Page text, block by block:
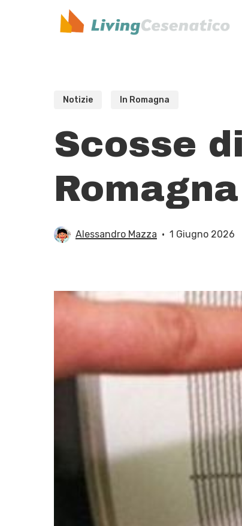
Notizie In Romagna
Scosse
Romagna
Alessandro Mazza 1 Giugno 2026